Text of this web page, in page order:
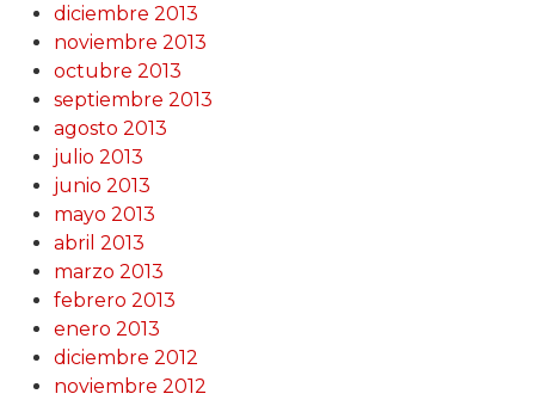
diciembre 2013
noviembre 2013
octubre 2013
septiembre 2013
agosto 2013
julio 2013
junio 2013
mayo 2013
abril 2013
marzo 2013
febrero 2013
enero 2013
diciembre 2012
noviembre 2012